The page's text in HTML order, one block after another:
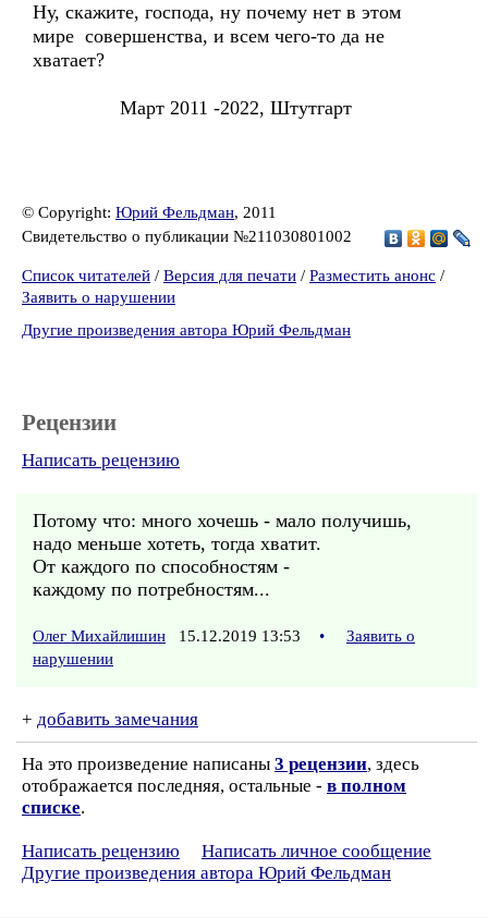
Ну, скажите, господа, ну почему нет в этом
мире совершенства, и всем чего-то да не
хватает?
Март 2011 -2022, Штутгарт
© Copyright: Юрий Фельдман, 2011
Свидетельство о публикации №211030801002
Список читателей / Версия для печати / Разместить анонс /
Заявить о нарушении
Другие произведения автора Юрий Фельдман
Рецензии
Написать рецензию
Потому что: много хочешь - мало получишь,
надо меньше хотеть, тогда хватит.
От каждого по способностям -
каждому по потребностям...
Олег Михайлишин 15.12.2019 13:53 •
Заявить о
нарушении
+ добавить замечания
На это произведение написаны 3 рецензии, здесь
отображается последняя, остальные - в полном
списке.
Написать рецензию
Написать личное сообщение
Другие произведения автора Юрий Фельдман